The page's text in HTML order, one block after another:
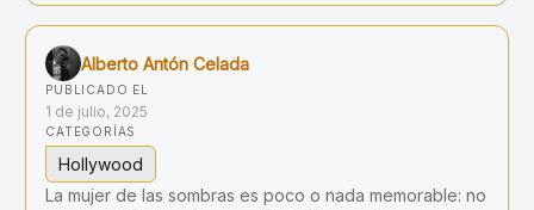
Alberto Antón Celada
PUBLICADO EL
1 de julio, 2025
CATEGORÍAS
Hollywood
La mujer de las sombras es poco o nada memorable: no